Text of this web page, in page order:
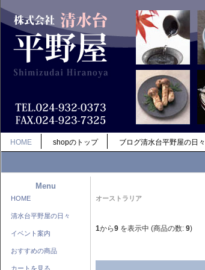
HOME shopのトップ ブログ清水台平野屋の日々
Menu
HOME
清水台平野屋の日々
イベント案内
おすすめの商品
カートを見る
オーストラリア
1から9 を表示中 (商品の数: 9)